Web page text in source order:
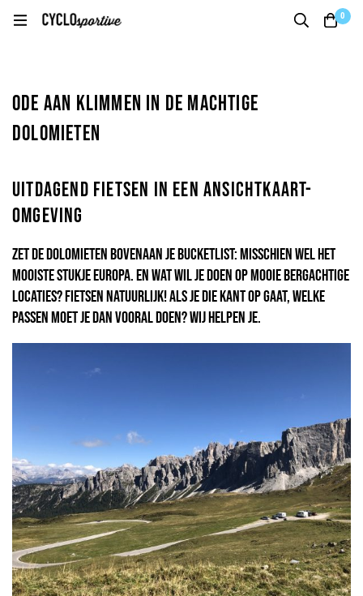
0
Ode aan klimmen in de machtige
Dolomieten
Uitdagend fietsen in een ansichtkaart-
omgeving
Zet de Dolomieten bovenaan je bucketlist: misschien wel het
mooiste stukje Europa. En wat wil je doen op mooie bergachtige
locaties? Fietsen natuurlijk! Als je die kant op gaat, welke
passen moet je dan vooral doen? Wij helpen je.